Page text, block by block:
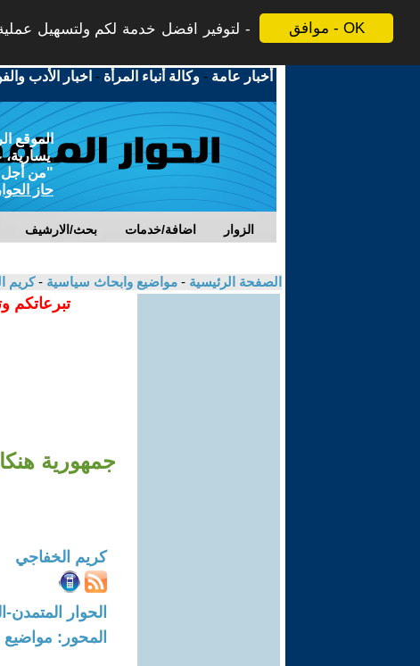
موافق - OK
لتوفير افضل خدمة لكم ولتسهيل
أخبار عامة -وكالة أنباء المرأة - اخبار الأدب
الموقع
يسارية،
"من أجل
حاز
بحث/الارشيف اضافة/خدمات الزوار
الصفحة الرئيسية - مواضيع وابحاث سياسية -كريم
تبرعاتكم
جمهورية
كريم الخفاجي
الحوار المتمدن-العدد: 7916 - 2024 /
المحور: